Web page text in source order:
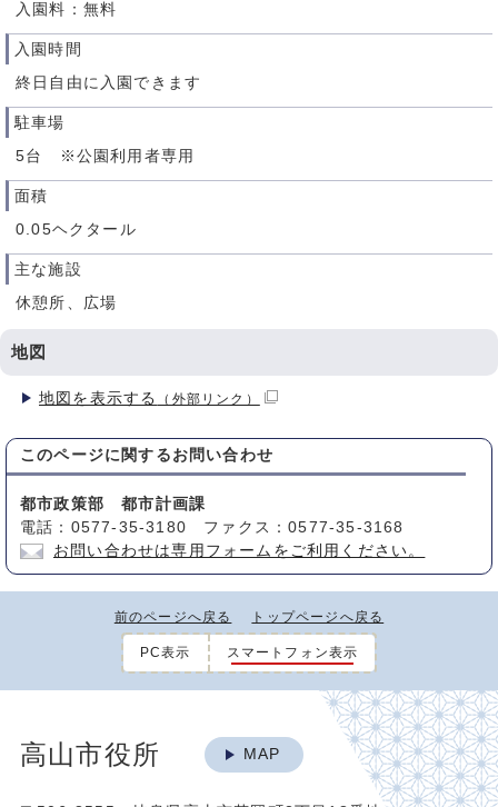
入園料：無料
入園時間
終日自由に入園できます
駐車場
5台 ※公園利用者専用
面積
0.05ヘクタール
主な施設
休憩所、広場
地図
地図を表示する （外部リンク）
このページに関する お問い合わせ
都市政策部 都市計画課
電話：0577-35-3180 ファクス：0577-35-3168
お問い合わせは専用フォームをご利用ください。
前のページへ戻る トップページへ戻る
PC表示 スマートフォン表示
高山市役所 MAP